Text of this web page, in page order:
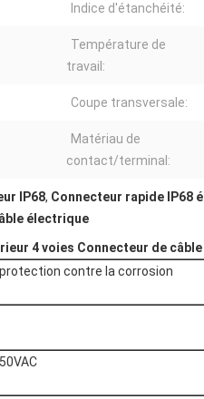
Indice d'étanchéité:
Température de
travail:
Coupe transversale:
Matériau de
contact/terminal:
IP68, Connecteur rapide IP68
électrique
4 voies Connecteur de
protection contre la corrosion